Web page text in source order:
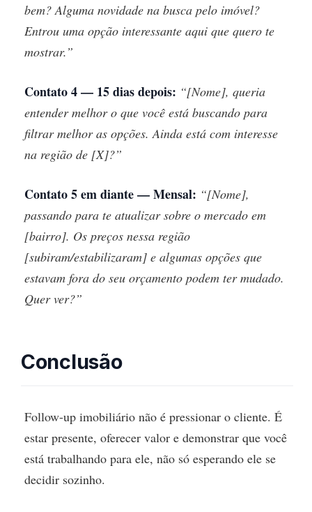
bem? Alguma novidade na busca pelo imóvel?
Entrou uma opção interessante aqui que quero te
mostrar.”
Contato 4 — 15 dias depois: “[Nome], queria
entender melhor o que você está buscando para
filtrar melhor as opções. Ainda está com interesse
na região de [X]?”
Contato 5 em diante — Mensal: “[Nome],
passando para te atualizar sobre o mercado em
[bairro]. Os preços nessa região
[subiram/estabilizaram] e algumas opções que
estavam fora do seu orçamento podem ter mudado.
Quer ver?”
Conclusão
Follow-up imobiliário não é pressionar o cliente. É
estar presente, oferecer valor e demonstrar que você
está trabalhando para ele, não só esperando ele se
decidir sozinho.